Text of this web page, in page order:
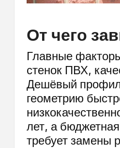
От чего
Главные
стенок ПВХ,
Дешёвый
геометрию
лет, а
требует замены